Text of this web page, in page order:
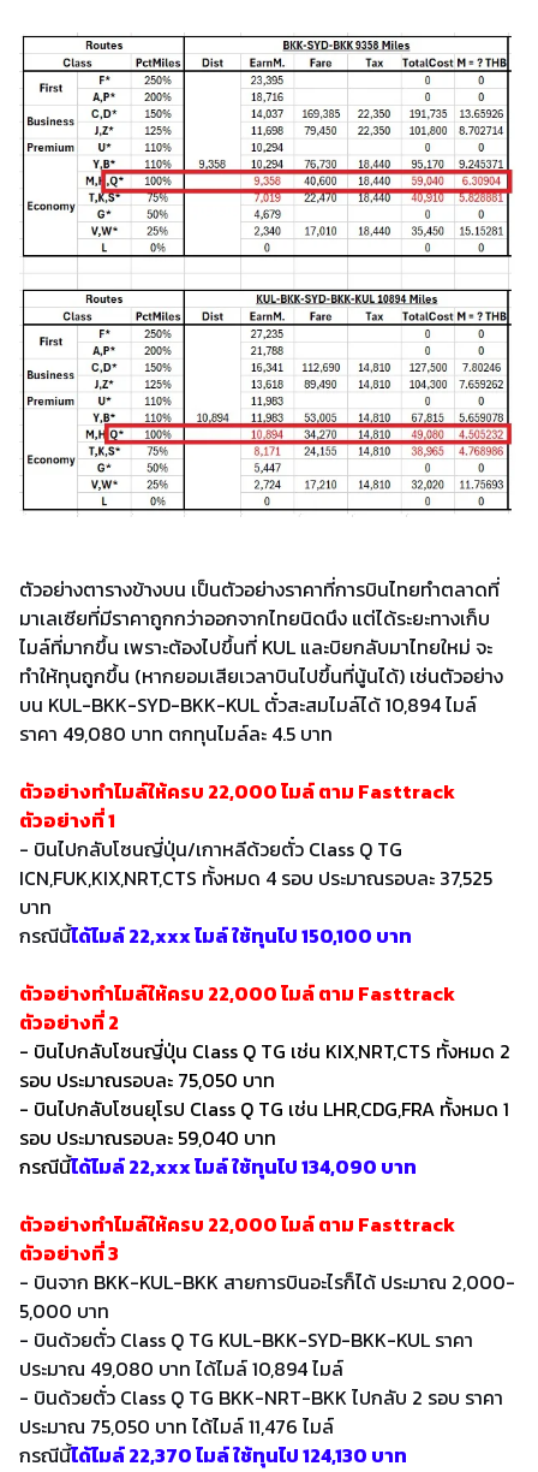
ตัวอย่างตารางข้างบน เป็นตัวอย่างราคาที่การบินไทยทำตลาดที่
มาเลเซียที่มีราคาถูกกว่าออกจากไทยนิดนึง แต่ได้ระยะทางเก็บ
ไมล์ที่มากขึ้น เพราะต้องไปขึ้นที่ KUL และบิยกลับมาไทยใหม่ จะ
ทำให้ทุนถูกขึ้น (หากยอมเสียเวลาบินไปขึ้นที่นู้นได้) เช่นตัวอย่าง
บน KUL-BKK-SYD-BKK-KUL ตั๋วสะสมไมล์ได้ 10,894 ไมล์
ราคา 49,080 บาท ตกทุนไมล์ละ 4.5 บาท
ตัวอย่างทำไมล์ให้ครบ 22,000 ไมล์ ตาม Fasttrack
ตัวอย่างที่ 1
- บินไปกลับโซนญี่ปุ่น/เกาหลีด้วยตั๋ว Class Q TG
ICN,FUK,KIX,NRT,CTS ทั้งหมด 4 รอบ ประมาณรอบละ 37,525
บาท
กรณีนี้ได้ไมล์ 22,xxx ไมล์ ใช้ทุนไป 150,100 บาท
ตัวอย่างทำไมล์ให้ครบ 22,000 ไมล์ ตาม Fasttrack
ตัวอย่างที่ 2
- บินไปกลับโซนญี่ปุ่น Class Q TG เช่น KIX,NRT,CTS ทั้งหมด 2
รอบ ประมาณรอบละ 75,050 บาท
- บินไปกลับโซนยุโรป Class Q TG เช่น LHR,CDG,FRA ทั้งหมด 1
รอบ ประมาณรอบละ 59,040 บาท
กรณีนี้ได้ไมล์ 22,xxx ไมล์ ใช้ทุนไป 134,090 บาท
ตัวอย่างทำไมล์ให้ครบ 22,000 ไมล์ ตาม Fasttrack
ตัวอย่างที่ 3
- บินจาก BKK-KUL-BKK สายการบินอะไรก็ได้ ประมาณ 2,000-
5,000 บาท
- บินด้วยตั๋ว Class Q TG KUL-BKK-SYD-BKK-KUL ราคา
ประมาณ 49,080 บาท ได้ไมล์ 10,894 ไมล์
- บินด้วยตั๋ว Class Q TG BKK-NRT-BKK ไปกลับ 2 รอบ ราคา
ประมาณ 75,050 บาท ได้ไมล์ 11,476 ไมล์
กรณีนี้ได้ไมล์ 22,370 ไมล์ ใช้ทุนไป 124,130 บาท